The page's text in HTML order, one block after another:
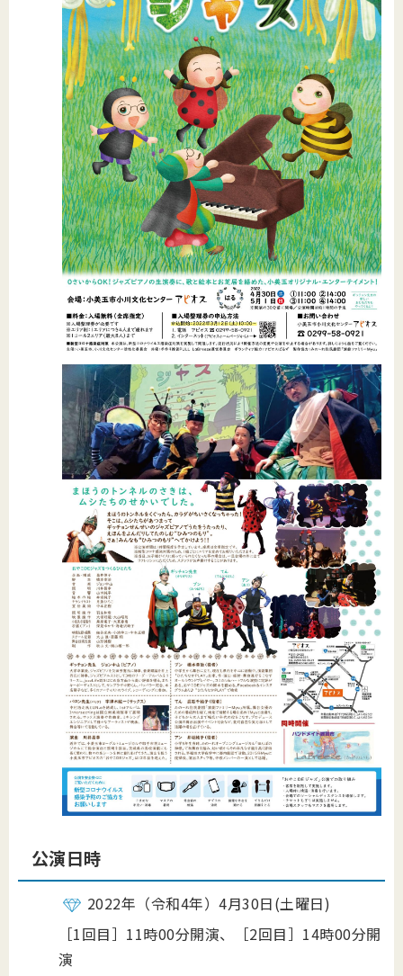
公演日時
2022年（令和4年）4月30日(土曜日)
［1回目］11時00分開演、
［2回目］14時00分開
演